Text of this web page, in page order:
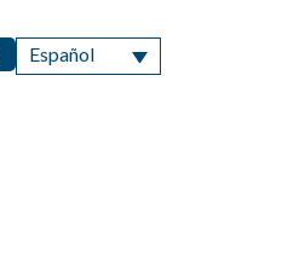
Español